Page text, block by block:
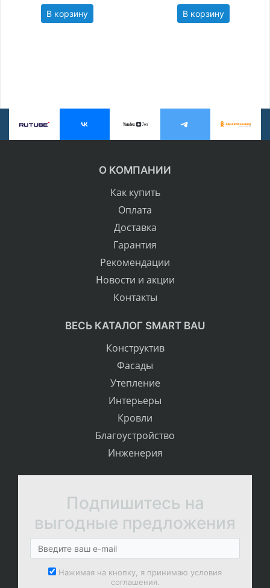
В корзину В корзину
О КОМПАНИИ
Как купить
Оплата
Доставка
Гарантия
Рекомендации
Новости и акции
Контакты
ВЕСЬ КАТАЛОГ SMART BAU
Конструктив
Фасады
Утепление
Интерьеры
Кровли
Благоустройство
Инженерия
Подпишитесь на
выгодные предложения
Нажимая на кнопку, я принимаю условия
соглашения.